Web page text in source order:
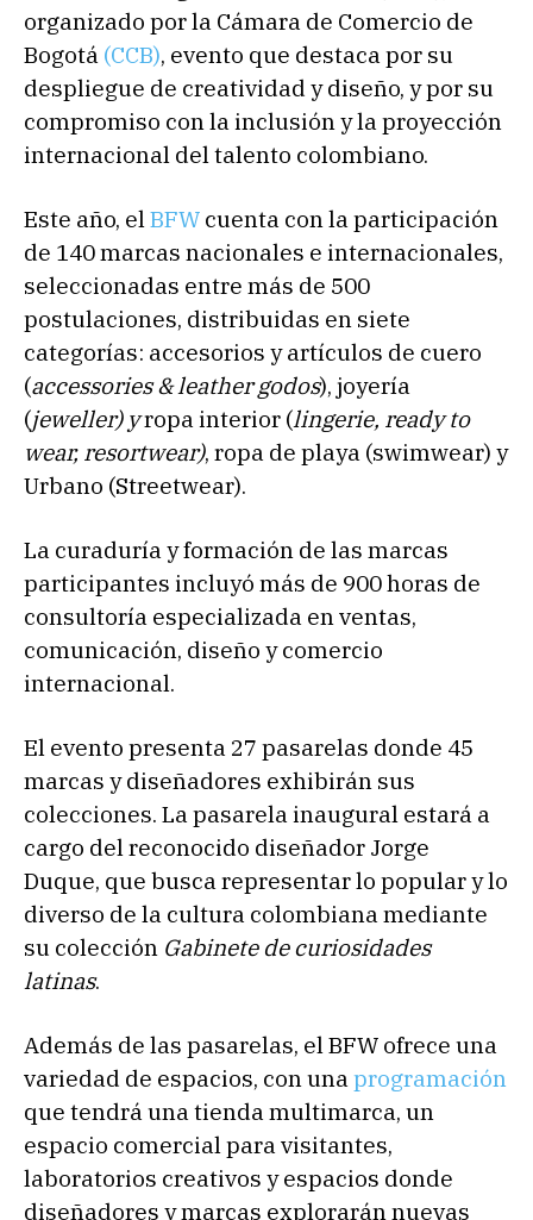
organizado por la Cámara de Comercio de
Bogotá (CCB), evento que destaca por su
despliegue de creatividad y diseño, y por su
compromiso con la inclusión y la proyección
internacional del talento colombiano.
Este año, el BFW cuenta con la participación
de 140 marcas nacionales e internacionales,
seleccionadas entre más de 500
postulaciones, distribuidas en siete
categorías: accesorios y artículos de cuero
(accessories & leather godos), joyería
(jeweller) yropa interior (lingerie, ready to
wear, resortwear), ropa de playa (swimwear) y
Urbano (Streetwear).
La curaduría y formación de las marcas
participantes incluyó más de 900 horas de
consultoría especializada en ventas,
comunicación, diseño y comercio
internacional.
El evento presenta 27 pasarelas donde 45
marcas y diseñadores exhibirán sus
colecciones. La pasarela inaugural estará a
cargo del reconocido diseñador Jorge
Duque, que busca representar lo popular y lo
diverso de la cultura colombiana mediante
su colección Gabinete de curiosidades
latinas.
Además de las pasarelas, el BFW ofrece una
variedad de espacios, con una programación
que tendrá una tienda multimarca, un
espacio comercial para visitantes,
laboratorios creativos y espacios donde
diseñadores y marcas explorarán nuevas